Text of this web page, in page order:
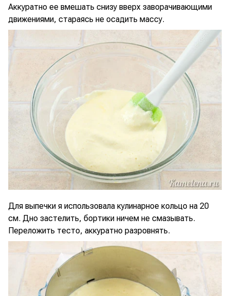
Аккуратно ее вмешать снизу вверх заворачивающими
движениями, стараясь не осадить массу.
Для выпечки я использовала кулинарное кольцо на 20
см. Дно застелить, бортики ничем не смазывать.
Переложить тесто, аккуратно разровнять.